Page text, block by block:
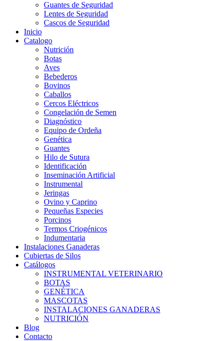
Guantes de Seguridad
Lentes de Seguridad
Cascos de Seguridad
Inicio
Catalogo
Nutrición
Botas
Aves
Bebederos
Bovinos
Caballos
Cercos Eléctricos
Congelación de Semen
Diagnóstico
Equipo de Ordeña
Genética
Guantes
Hilo de Sutura
Identificación
Inseminación Artificial
Instrumental
Jeringas
Ovino y Caprino
Pequeñas Especies
Porcinos
Termos Criogénicos
Indumentaria
Instalaciones Ganaderas
Cubiertas de Silos
Catálogos
INSTRUMENTAL VETERINARIO
BOTAS
GENÉTICA
MASCOTAS
INSTALACIONES GANADERAS
NUTRICIÓN
Blog
Contacto